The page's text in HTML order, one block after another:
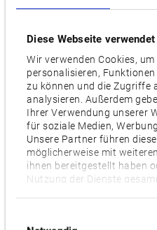
Diese Webseite
Wir verwenden Cookies,
personalisieren,
zu können und die Zugriffe
analysieren. Außerdem
Ihrer Verwendung unserer
für soziale Medien,
Unsere Partner führen
möglicherweise mit
ihnen bereitgestellt haben
Nutzung der Dienste
Vertriebspartnerschaft wurde
Parteien am 15. Mai 2020
Zeitpunkt ist Gelderblom
vollständige
Sie agiert nun unter dem
wird vom bisherigen
niederländischen Houten die
Serviceprozesse in den
leiten. Okuma hat mit dem